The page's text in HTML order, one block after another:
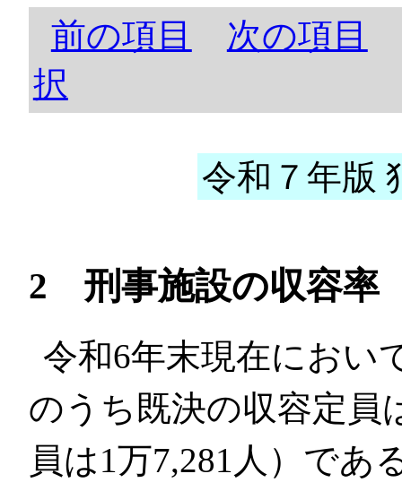
前の項目
次の項目
択
令和７年版
2 刑事施設の収容率
令和6年末現在におい
のうち既決の収容定員
員は1万7,281人）であ